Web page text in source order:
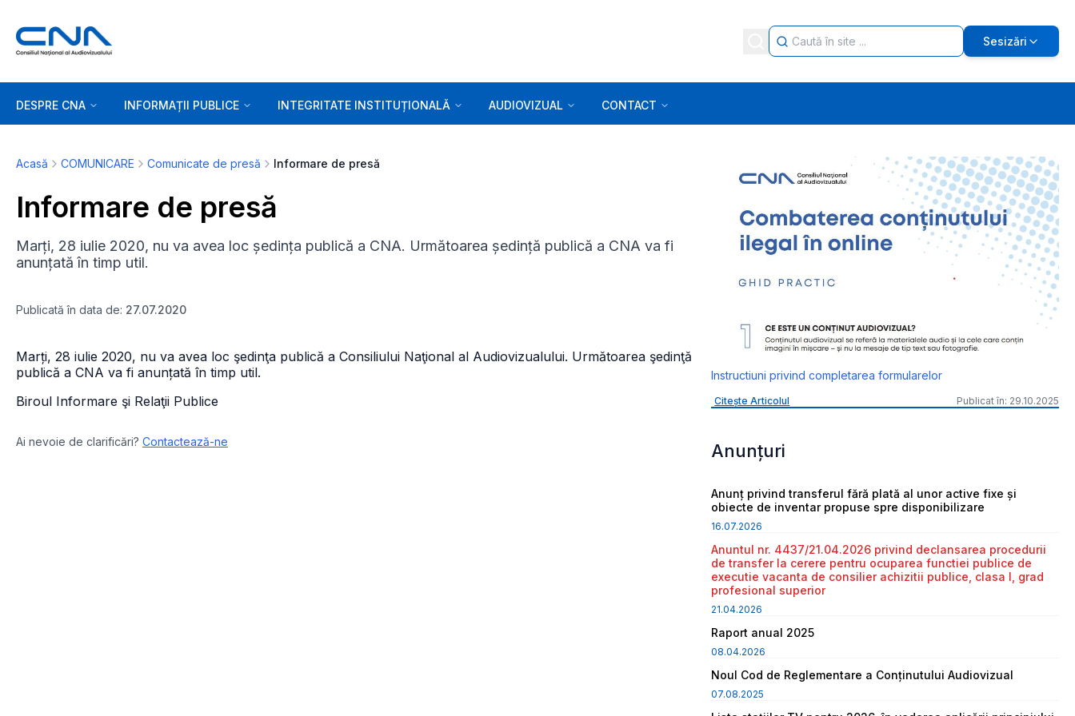
Sesizări
DESPRE CNA INFORMAȚII PUBLICE INTEGRITATE INSTITUȚIONALĂ AUDIOVIZUAL CONTACT
Acasă COMUNICARE Comunicate de presă Informare de presă
Informare de presă
Marți, 28 iulie 2020, nu va avea loc ședința publică a CNA. Următoarea ședință publică a CNA va fi
anunțată în timp util.
Publicată în data de: 27.07.2020
Marți, 28 iulie 2020, nu va avea loc şedinţa publică a Consiliului Naţional al Audiovizualului. Următoarea şedinţă
publică a CNA va fi anunțată în timp util.
Biroul Informare şi Relaţii Publice
Ai nevoie de clarificări? Contactează-ne
Instructiuni privind completarea formularelor
Citește Articolul Publicat în: 29.10.2025
Anunțuri
Anunț privind transferul fără plată al unor active fixe și
obiecte de inventar propuse spre disponibilizare
16.07.2026
Anuntul nr. 4437/21.04.2026 privind declansarea procedurii
de transfer la cerere pentru ocuparea functiei publice de
executie vacanta de consilier achizitii publice, clasa I, grad
profesional superior
21.04.2026
Raport anual 2025
08.04.2026
Noul Cod de Reglementare a Conținutului Audiovizual
07.08.2025